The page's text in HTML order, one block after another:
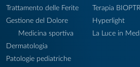
Trattamento delle Ferite
Gestione del Dolore
Medicina sportiva
Dermatologia
Patologie pediatriche
Terapia
Hyperlight
La Luce in